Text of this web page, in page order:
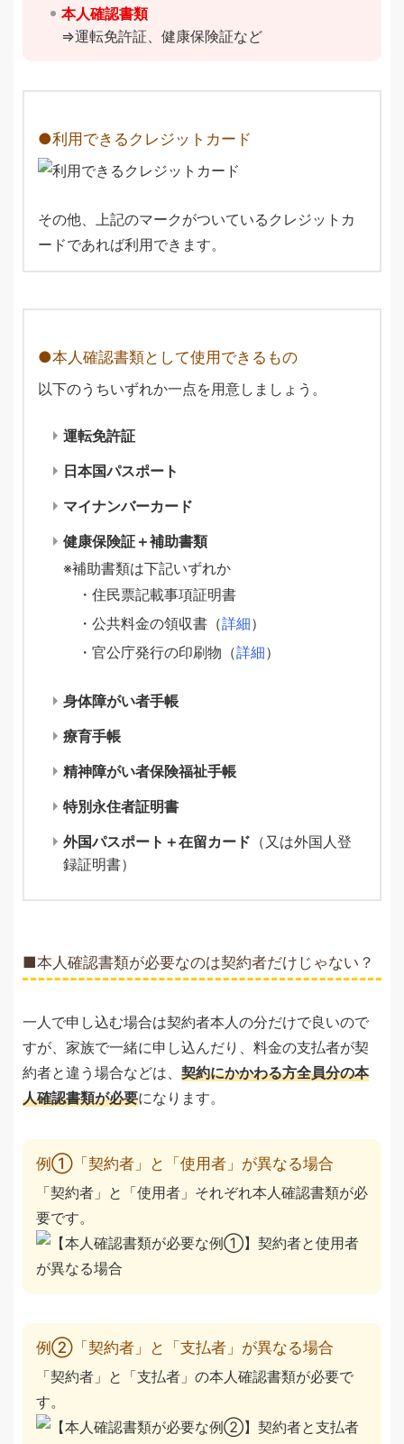
本人確認書類
⇒運転免許証、健康保険証など
利用できるクレジットカード
その他、上記のマークがついているクレジットカ
ードであれば利用できます。
本人確認書類として使用できるもの
以下のうちいずれか一点を用意しましょう。
運転免許証
日本国パスポート
マイナンバーカード
健康保険証＋補助書類
補助書類は下記いずれか
・住民票記載事項証明書
・公共料金の領収書（詳細）
・官公庁発行の印刷物（詳細）
身体障がい者手帳
療育手帳
精神障がい者保険福祉手帳
特別永住者証明書
外国パスポート＋在留カード （又は外国人登
録証明書）
■本人確認書類が必要なのは契約者だけじゃない？
一人で申し込む場合は契約者本人の分だけで良いので
すが、家族で一緒に申し込んだり、料金の支払者が契
約者と違う場合などは、 契約にかかわる方全員分の本
人確認書類が必要になります。
例①「契約者」と「使用者」が異なる場合
「契約者」と「使用者」それぞれ本人確認書類が必
要です。
例②「契約者」と「支払者」が異なる場合
「契約者」と「支払者」の本人確認書類が必要で
す。